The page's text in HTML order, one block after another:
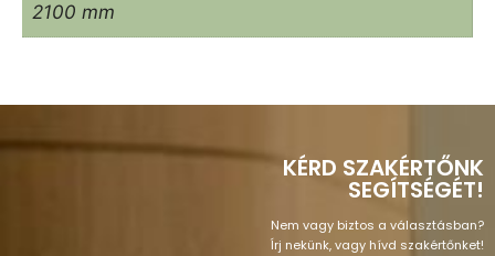
2100 mm
KÉRD SZAKÉRTŐNK
SEGÍTSÉGÉT!
Nem vagy biztos a választásban?
Írj nekünk, vagy hívd szakértőnket!